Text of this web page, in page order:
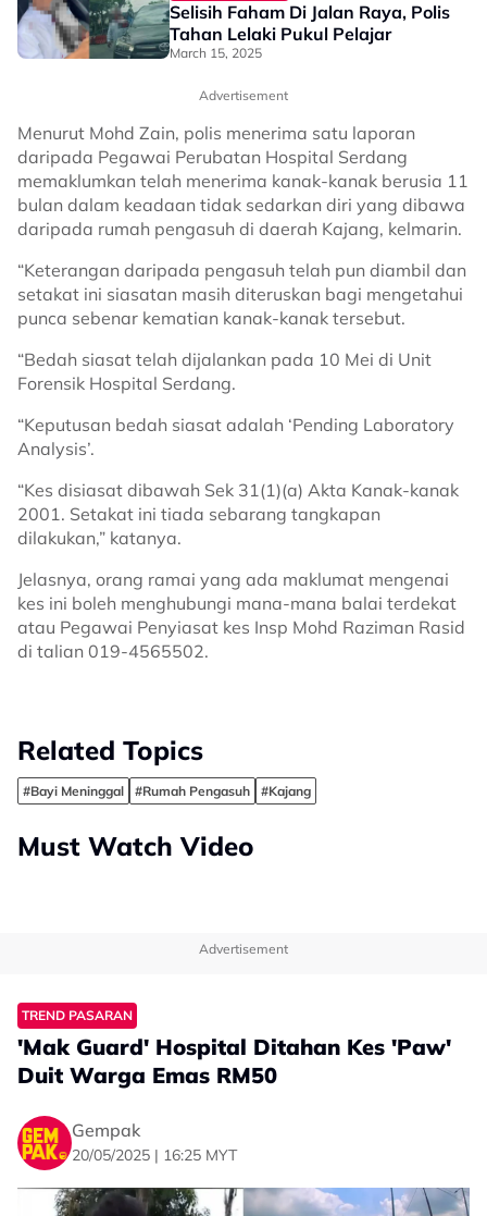
Selisih Faham Di Jalan Raya, Polis
Tahan Lelaki Pukul Pelajar
March 15, 2025
Advertisement
Menurut Mohd Zain, polis menerima satu laporan
daripada Pegawai Perubatan Hospital Serdang
memaklumkan telah menerima kanak-kanak berusia 11
bulan dalam keadaan tidak sedarkan diri yang dibawa
daripada rumah pengasuh di daerah Kajang, kelmarin.
“Keterangan daripada pengasuh telah pun diambil dan
setakat ini siasatan masih diteruskan bagi mengetahui
punca sebenar kematian kanak-kanak tersebut.
“Bedah siasat telah dijalankan pada 10 Mei di Unit
Forensik Hospital Serdang.
“Keputusan bedah siasat adalah ‘Pending Laboratory
Analysis’.
“Kes disiasat dibawah Sek 31(1)(a) Akta Kanak-kanak
2001. Setakat ini tiada sebarang tangkapan
dilakukan,” katanya.
Jelasnya, orang ramai yang ada maklumat mengenai
kes ini boleh menghubungi mana-mana balai terdekat
atau Pegawai Penyiasat kes Insp Mohd Raziman Rasid
di talian 019-4565502.
Related Topics
#Bayi Meninggal #Rumah Pengasuh #Kajang
Must Watch Video
Advertisement
TREND PASARAN
'Mak Guard' Hospital Ditahan Kes 'Paw'
Duit Warga Emas RM50
Gempak
20/05/2025 | 16:25 MYT